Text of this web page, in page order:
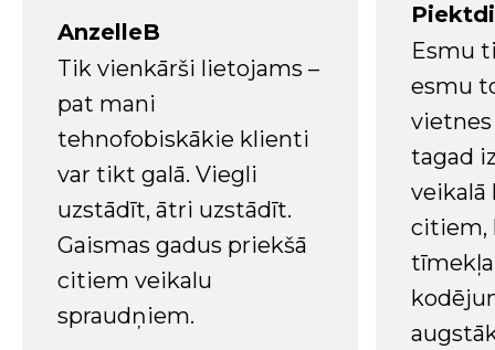
AnzelleB
Tik vienkārši lietojams –
pat mani
tehnofobiskākie klienti
var tikt galā. Viegli
uzstādīt, ātri uzstādīt.
Gaismas gadus priekšā
citiem veikalu
spraudņiem.
Esmu
esmu
tagad
veikalā
citiem,
tīmekļa